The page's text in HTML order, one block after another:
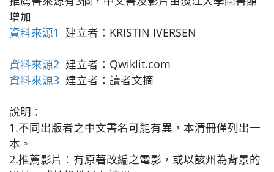
增加
資料來源1 建立者：KRISTIN IVERSEN
資料來源2 建立者：Qwiklit.com
資料來源3 建立者：讀者文摘
說明：
1.不同出版者之中文書名可能有異，本清冊僅列出一
本。
2.推薦影片：有原著改編之電影，或以該州為背景的